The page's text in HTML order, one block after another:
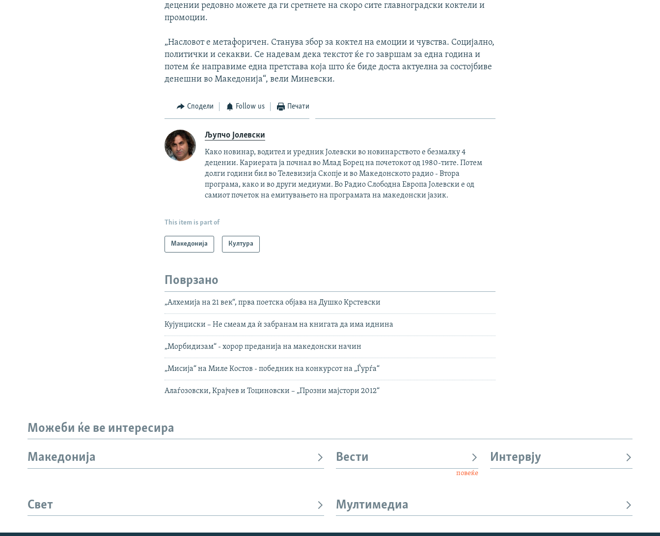
децении редовно можете да ги сретнете на скоро сите главноградски коктели и
промоции.
„Насловот е метафоричен. Станува збор за коктел на емоции и чувства. Социјално,
политички и секакви. Се надевам дека текстот ќе го завршам за една година и
потем ќе направиме една претстава која што ќе биде доста актуелна за состојбиве
денешни во Македонија“, вели Миневски.
Сподели Follow us Печати
Љупчо Јолевски
Како новинар, водител и уредник Јолевски во новинарството е безмалку 4
децении. Кариерата ја почнал во Млад Борец на почетокот од 1980-тите. Потем
долги години бил во Телевизија Скопје и во Македонското радио - Втора
програма, како и во други медиуми. Во Радио Слободна Европа Јолевски е од
самиот почеток на емитувањето на програмата на македонски јазик.
This item is part of
Македонија Култура
Поврзано
„Алхемија на 21 век“, прва поетска објава на Душко Крстевски
Кујунџиски – Не смеам да ѝ забранам на книгата да има иднина
„Морбидизам“ - хорор преданија на македонски начин
„Мисија“ на Миле Костов - победник на конкурсот на „Ѓурѓа“
Алаѓозовски, Крајчев и Тоциновски – „Прозни мајстори 2012“
Можеби ќе ве интересира
Македонија Вести
повеќе
Интервју
Свет Мултимедиа